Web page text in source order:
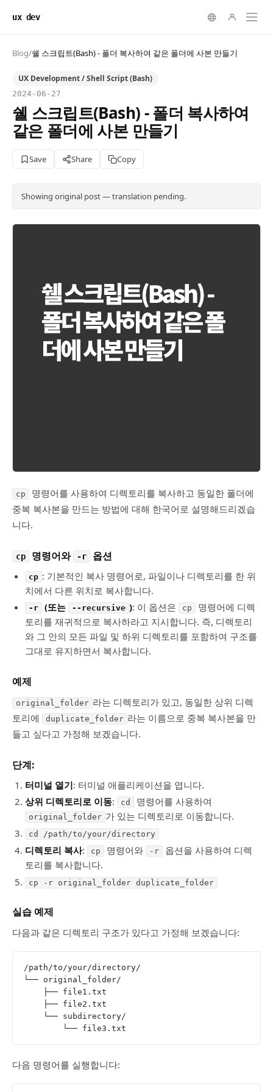
ux dev
Blog/쉘 스크립트(Bash) - 폴더 복사하여 같은 폴더에 사본 만들기
UX Development / Shell Script (Bash)
2024-06-27
쉘 스크립트(Bash) - 폴더 복사하여
같은 폴더에 사본 만들기
Save Share Copy
Showing original post — translation pending.
cp
명령어를 사용하여 디렉토리를 복사하고 동일한 폴더에
중복 복사본을 만드는 방법에 대해 한국어로 설명해드리겠습
니다.
cp 명령어와 -r 옵션
cp : 기본적인 복사 명령어로, 파일이나 디렉토리를 한 위
치에서 다른 위치로 복사합니다.
-r (또는 --recursive ): 이 옵션은 cp
명령어에 디렉
토리를 재귀적으로 복사하라고 지시합니다. 즉, 디렉토리
와 그 안의 모든 파일 및 하위 디렉토리를 포함하여 구조를
그대로 유지하면서 복사합니다.
예제
original_folder 라는 디렉토리가 있고, 동일한 상위 디렉
토리에
duplicate_folder 라는 이름으로 중복 복사본을 만
들고 싶다고 가정해 보겠습니다.
단계:
터미널 열기: 터미널 애플리케이션을 엽니다.
상위 디렉토리로 이동: cd 명령어를 사용하여
original_folder 가 있는 디렉토리로 이동합니다.
cd /path/to/your/directory
디렉토리 복사: cp 명령어와 -r
옵션을 사용하여 디렉
토리를 복사합니다.
cp -r original_folder duplicate_folder
실습 예제
다음과 같은 디렉토리 구조가 있다고 가정해 보겠습니다:
/path/to/your/directory/
└── original_folder/
    ├── file1.txt
    ├── file2.txt
    └── subdirectory/
        └── file3.txt
다음 명령어를 실행합니다: